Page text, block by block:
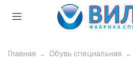
Главная Обувь специальная